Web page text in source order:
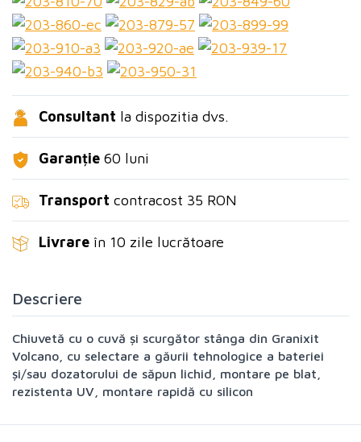
Consultant la dispozitia dvs.
Garanție 60 luni
Transport contracost 35 RON
Livrare în 10 zile lucrătoare
Descriere
Chiuvetă cu o cuvă și scurgător stânga din Granixit
Volcano, cu selectare a găurii tehnologice a bateriei
și/sau dozatorului de săpun lichid, montare pe blat,
rezistenta UV, montare rapidă cu silicon